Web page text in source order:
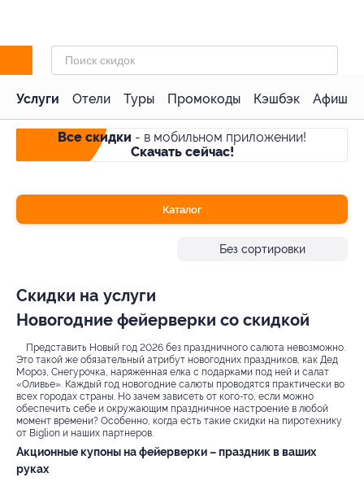
Услуги Отели Туры Промокоды Кэшбэк Афиша
Все скидки - в мобильном приложении!
Скачать сейчас!
Каталог
Без сортировки
Скидки на услуги
Новогодние фейерверки со скидкой
Представить Новый год 2026 без праздничного салюта невозможно.
Это такой же обязательный атрибут новогодних праздников, как Дед
Мороз, Снегурочка, наряженная елка с подарками под ней и салат
«Оливье». Каждый год новогодние салюты проводятся практически во
всех городах страны. Но зачем зависеть от кого-то, если можно
обеспечить себе и окружающим праздничное настроение в любой
момент времени? Особенно, когда есть такие скидки на пиротехнику
от Biglion и наших партнеров.
Акционные купоны на фейерверки – праздник в ваших
руках